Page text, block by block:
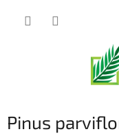
Pinus